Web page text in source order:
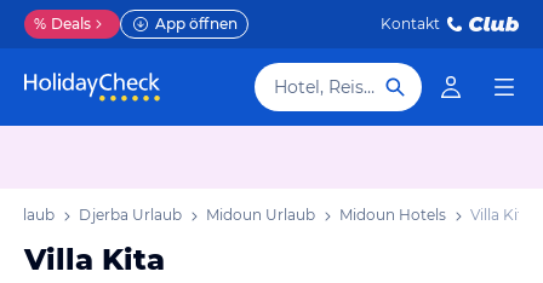
% Deals App öffnen Kontakt
Hotel, Reiseziel
Urlaub Djerba Urlaub Midoun Urlaub Midoun Hotels Villa Kita
Villa Kita